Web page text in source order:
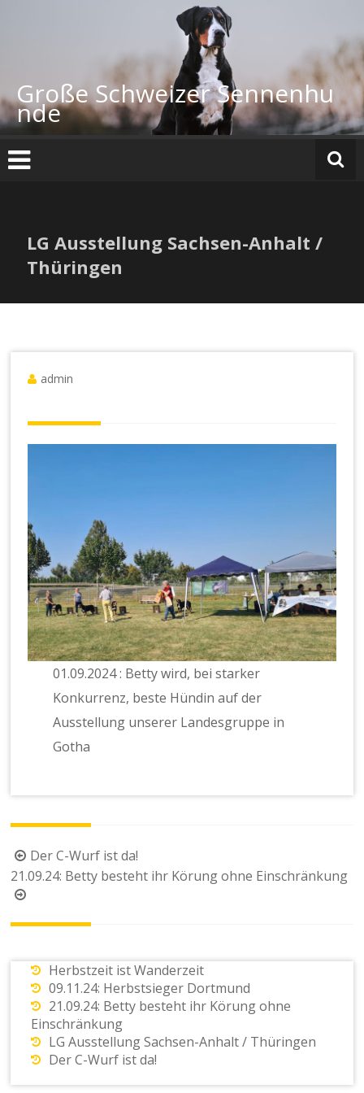
Große Schweizer Sennenhu
nde
LG Ausstellung Sachsen-Anhalt /
Thüringen
admin
01.09.2024 : Betty wird, bei starker
Konkurrenz, beste Hündin auf der
Ausstellung unserer Landesgruppe in
Gotha
Beitragsnavigation
Der C-Wurf ist da!
21.09.24: Betty besteht ihr Körung ohne Einschränkung
Herbstzeit ist Wanderzeit
09.11.24: Herbstsieger Dortmund
21.09.24: Betty besteht ihr Körung ohne
Einschränkung
LG Ausstellung Sachsen-Anhalt / Thüringen
Der C-Wurf ist da!